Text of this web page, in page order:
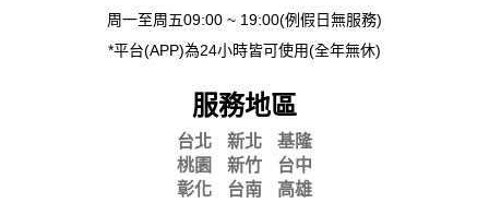
周一至周五09:00 ~ 19:00(例假日無服務)
*平台(APP)為24小時皆可使用(全年無休)
服務地區
台北 新北
基隆
桃園
新竹
台中
彰化
台南 高雄